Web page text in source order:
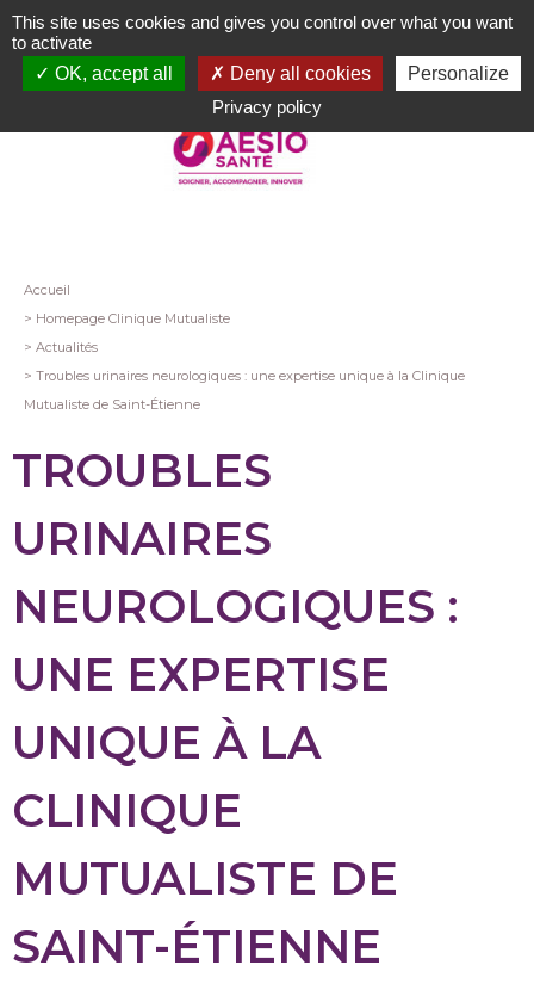
Aller
au
contenu
Fil
d'Ariane
Accueil
Homepage Clinique Mutualiste
Actualités
Troubles urinaires neurologiques : une expertise unique à la Clinique
Mutualiste de Saint-Étienne
TROUBLES
URINAIRES
NEUROLOGIQUES :
UNE EXPERTISE
UNIQUE À LA
CLINIQUE
MUTUALISTE DE
SAINT-ÉTIENNE
This site uses cookies and gives you control over what you want
to activate
OK, accept all
Deny all cookies
Personalize
Privacy policy